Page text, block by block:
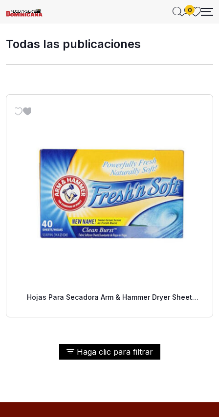
0
Todas las publicaciones
Haga clic para filtrar
Hojas Para Secadora Arm & Hammer Dryer Sheet